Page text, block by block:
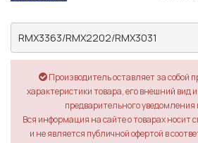
RMX3363/RMX2202/RMX3031
Производитель оставляет за собой
характеристики товара, его внешний вид
предварительного уведомления
Вся информация на сайте о товарах носит
и не является публичной офертой в